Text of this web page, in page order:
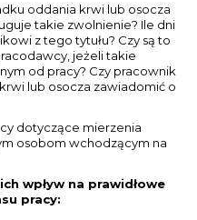
oddania krwi lub osocza
takie zwolnienie? Ile dni
z tego tytułu? Czy są to
jeżeli takie
od pracy? Czy pracownik
lub osocza zawiadomić o
dotyczące mierzenia
osobom wchodzącym na
wpływ na prawidłowe
pracy: